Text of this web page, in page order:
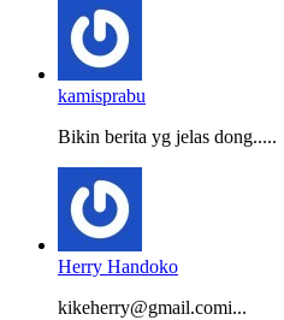
kamisprabu
Bikin berita yg jelas dong.....
Herry Handoko
kikeherry@gmail.comi...